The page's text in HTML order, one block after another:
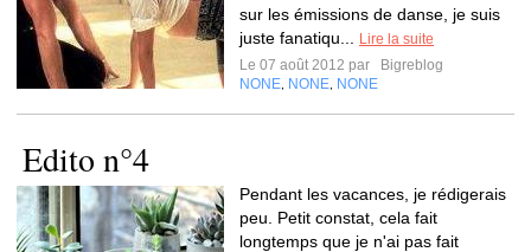
sur les émissions de danse, je suis
juste fanatiqu...
Lire la suite
Le 07 août 2012 par
Bigreblog
NONE NONE NONE
Edito n°4
Pendant les vacances, je rédigerais
peu. Petit constat, cela fait
longtemps que je n'ai pas fait